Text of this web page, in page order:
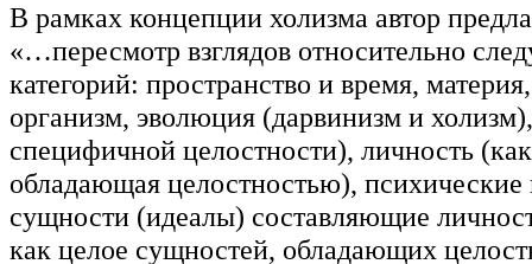
В рамках концепции холизма автор
«…пересмотр взглядов относительно
категорий: пространство и время,
организм, эволюция (дарвинизм и
специфичной целостности), личность
обладающая целостностью), психические
сущности (идеалы) составляющие
как целое сущностей, обладающих